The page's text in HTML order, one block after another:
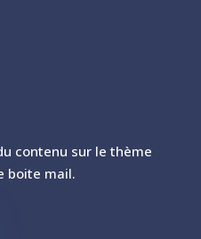
contenu sur le thème
boite mail.